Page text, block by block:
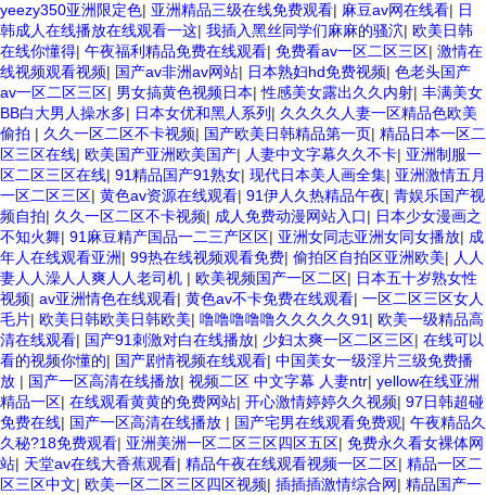
yeezy350亚洲限定色| 亚洲精品三级在线免费观看| 麻豆av网在线看| 日
韩成人在线播放在线观看一这| 我插入黑丝同学们麻麻的骚泬| 欧美日韩
在线你懂得| 午夜福利精品免费在线观看| 免费看av一区二区三区| 激情在
线视频观看视频| 国产av非洲av网站| 日本熟妇hd免费视频| 色老头国产
av一区二区三区| 男女搞黄色视频日本|性感美女露出久久内射| 丰满美女
BB白大男人操水多| 日本女优和黑人系列 | 久久久久人妻一区精品色欧美
偷拍 | 久久一区二区不卡视频| 国产欧美日韩精品第一页| 精品日本一区二
区三区在线| 欧美国产亚洲欧美国产| 人妻中文字幕久久不卡| 亚洲制服一
区二区三区在线| 91精品国产91熟女| 现代日本美人画全集| 亚洲激情五月
一区二区三区| 黄色av资源在线观看| 91伊人久热精品午夜| 青娱乐国产视
频自拍| 久久一区二区不卡视频| 成人免费动漫网站入口| 日本少女漫画之
不知火舞| 91麻豆精产国品一二三产区区| 亚洲女同志亚洲女同女播放| 成
年人在线观看亚洲| 99热在线视频观看免费| 偷拍区自拍区亚洲欧美| 人人
妻人人澡人人爽人人老司机 | 欧美视频国产一区二区| 日本五十岁熟女性
视频| av亚洲情色在线观看| 黄色av不卡免费在线观看| 一区二区三区女人
毛片| 欧美日韩欧美日韩欧美| 噜噜噜噜噜久久久久久91| 欧美一级精品高
清在线观看| 国产91刺激对白在线播放| 少妇太爽一区二区三区| 在线可以
看的视频你懂的| 国产剧情视频在线观看| 中国美女一级淫片三级免费播
放 | 国产一区高清在线播放| 视频二区 中文字幕 人妻ntr| yellow在线亚洲
精品一区| 在线观看黄黄的免费网站| 开心激情婷婷久久视频| 97日韩超碰
免费在线| 国产一区高清在线播放 | 国产宅男在线观看免费观| 午夜精品久
久秘?18免费观看| 亚洲美洲一区二区三区四区五区| 免费永久看女裸体网
站| 天堂av在线大香蕉观看| 精品午夜在线观看视频一区二区| 精品一区二
区三区中文| 欧美一区二区三区四区视频| 插插插激情综合网| 精品国产一